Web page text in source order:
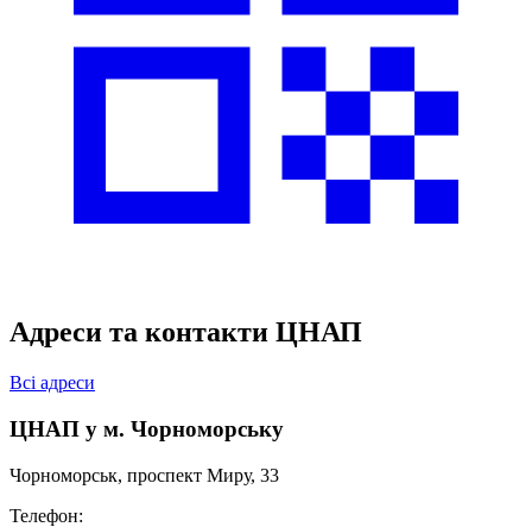
Адреси та контакти ЦНАП
Всі адреси
ЦНАП у м. Чорноморську
Чорноморськ, проспект Миру, 33
Телефон: